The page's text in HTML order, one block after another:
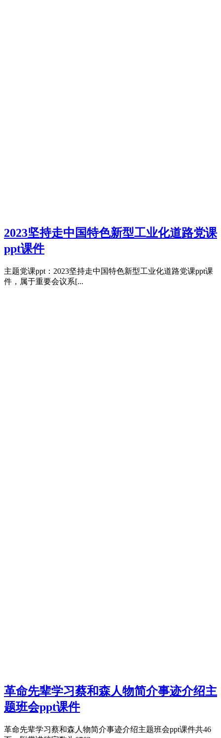
2023坚持走中国特色新型工业化道路党课
ppt课件
主题党课ppt：2023坚持走中国特色新型工业化道路党课ppt课
件，属于重要会议系[...
革命先辈学习蔡和森人物简介事迹介绍主
题班会ppt课件
革命先辈学习蔡和森人物简介事迹介绍主题班会ppt课件共46